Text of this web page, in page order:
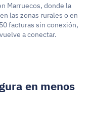
Marruecos, donde la
las zonas rurales o en
facturas sin conexión,
a conectar.
en menos